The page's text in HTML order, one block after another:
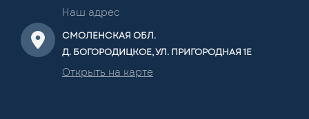
Наш адрес
СМОЛЕНСКАЯ ОБЛ.
Д. БОГОРОДИЦКОЕ, УЛ. ПРИГОРОДНАЯ 1Е
Открыть на карте